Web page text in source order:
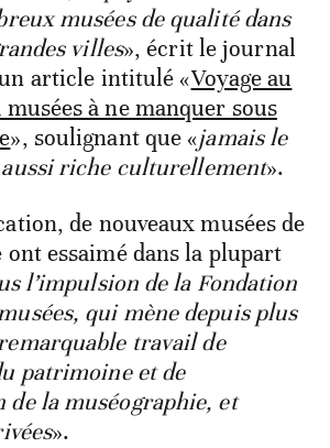
musées de qualité dans
villes», écrit le journal
article intitulé «Voyage au
à ne manquer sous
», soulignant que «jamais le
aussi riche culturellement».
de nouveaux musées de
essaimé dans la plupart
l’impulsion de la Fondation
qui mène depuis plus
travail de
patrimoine et de
la muséographie, et
».